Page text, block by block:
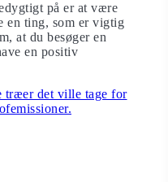
på er at være
en ting, som er vigtig
at du besøger en
en positiv
træer det ville tage for